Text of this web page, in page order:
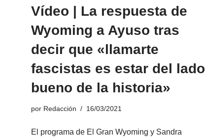
Vídeo | La respuesta de
Wyoming a Ayuso tras
decir que «llamarte
fascistas es estar del lado
bueno de la historia»
por Redacción 16/03/2021
El programa de El Gran Wyoming y Sandra